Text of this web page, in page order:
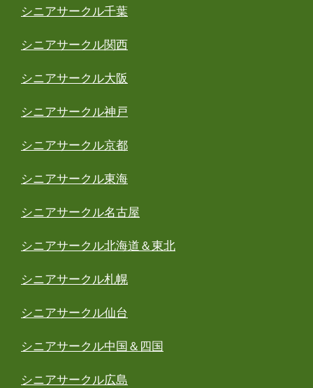
シニアサークル千葉
シニアサークル関西
シニアサークル大阪
シニアサークル神戸
シニアサークル京都
シニアサークル東海
シニアサークル名古屋
シニアサークル北海道＆東北
シニアサークル札幌
シニアサークル仙台
シニアサークル中国＆四国
シニアサークル広島